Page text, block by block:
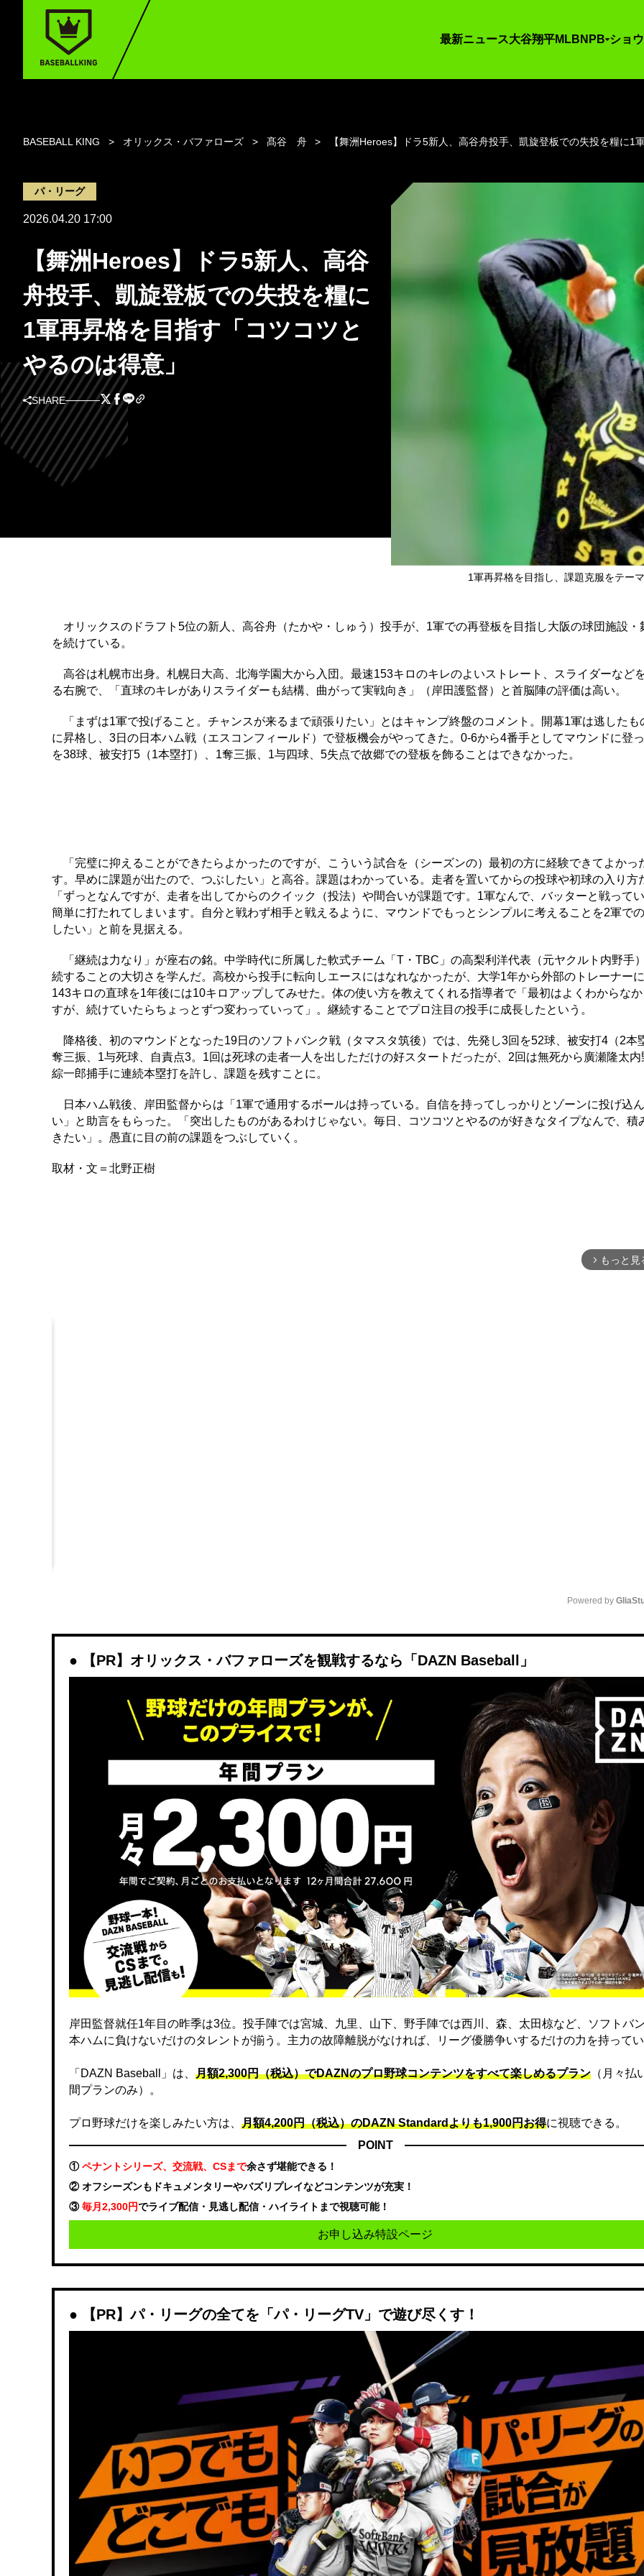
最新ニュース大谷翔平MLB NPB ショ
BASEBALL KING オリックス・バファローズ 髙谷 舟 【舞洲Heroes】ドラ5新人、高谷舟投手、凱旋登板での失投を糧に1
パ・リーグ
2026.04.20 17:00
【舞洲Heroes】ドラ5新人、高谷
舟投手、凱旋登板での失投を糧に
1軍再昇格を目指す「コツコツと
やるのは得意」
SHARE
1軍再昇格を目指し、課題克服をテー
オリックスのドラフト5位の新人、高谷舟（たかや・しゅう）投手が、1軍での再登板を目指し大阪の球団施設・
を続けている。
高谷は札幌市出身。札幌日大高、北海学園大から入団。最速153キロのキレのよいストレート、スライダーなど
る右腕で、「直球のキレがありスライダーも結構、曲がって実戦向き」（岸田護監督）と首脳陣の評価は高い。
「まずは1軍で投げること。チャンスが来るまで頑張りたい」とはキャンプ終盤のコメント。開幕1軍は逃したも
に昇格し、3日の日本ハム戦（エスコンフィールド）で登板機会がやってきた。0‐6から4番手としてマウンドに登
を38球、被安打5（1本塁打）、1奪三振、1与四球、5失点で故郷での登板を飾ることはできなかった。
「完璧に抑えることができたらよかったのですが、こういう試合を（シーズンの）最初の方に経験できてよかっ
す。早めに課題が出たので、つぶしたい」と高谷。課題はわかっている。走者を置いてからの投球や初球の入り方
「ずっとなんですが、走者を出してからのクイック（投法）や間合いが課題です。1軍なんで、バッターと戦って
簡単に打たれてしまいます。自分と戦わず相手と戦えるように、マウンドでもっとシンプルに考えることを2軍で
したい」と前を見据える。
「継続は力なり」が座右の銘。中学時代に所属した軟式チーム「T・TBC」の高梨利洋代表（元ヤクルト内野手
続することの大切さを学んだ。高校から投手に転向しエースにはなれなかったが、大学1年から外部のトレーナーに
143キロの直球を1年後には10キロアップしてみせた。体の使い方を教えてくれる指導者で「最初はよくわからな
すが、続けていたらちょっとずつ変わっていって」。継続することでプロ注目の投手に成長したという。
降格後、初のマウンドとなった19日のソフトバンク戦（タマスタ筑後）では、先発し3回を52球、被安打4（2本
奪三振、1与死球、自責点3。1回は死球の走者一人を出しただけの好スタートだったが、2回は無死から廣瀬隆太内
綜一郎捕手に連続本塁打を許し、課題を残すことに。
日本ハム戦後、岸田監督からは「1軍で通用するボールは持っている。自信を持ってしっかりとゾーンに投げ込
い」と助言をもらった。「突出したものがあるわけじゃない。毎日、コツコツとやるのが好きなタイプなんで、積
きたい」。愚直に目の前の課題をつぶしていく。
取材・文＝北野正樹
arrow_forward_ios もっと見
Powered by
【PR】オリックス・バファローズを観戦するなら「DAZN Baseball」
岸田監督就任1年目の昨季は3位。投手陣では宮城、九里、山下、野手陣では西川、森、太田椋など、ソフトバ
本ハムに負けないだけのタレントが揃う。主力の故障離脱がなければ、リーグ優勝争いするだけの力を持ってい
「DAZN Baseball」は、 月額2,300円（税込）でDAZNのプロ野球コンテンツをすべて楽しめるプラン （月々払
間プランのみ）。
プロ野球だけを楽しみたい方は、 月額4,200円（税込）のDAZN Standard​よりも1,900円お得に視聴できる。
POINT
①ペナントシリーズ、交流戦、CSまで余さず堪能できる！
② オフシーズンもドキュメンタリーやバズリプレイなどコンテンツが充実！
③毎月2,300円でライブ配信・見逃し配信・ハイライトまで視聴可能！
お申し込み特設ページ
【PR】パ・リーグの全てを「パ・リーグTV」で遊び尽くす！